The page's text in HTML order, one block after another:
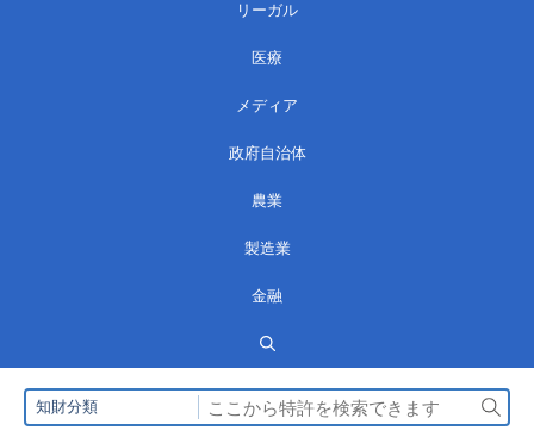
リーガル
医療
メディア
政府自治体
農業
製造業
金融
知財分類
検
索